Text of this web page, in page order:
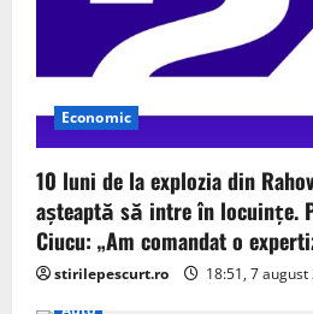
Economic
10 luni de la explozia din
așteaptă să intre în locuințe.
Ciucu: „Am comandat o
stirilepescurt.ro
18:51, 7 august
Auto